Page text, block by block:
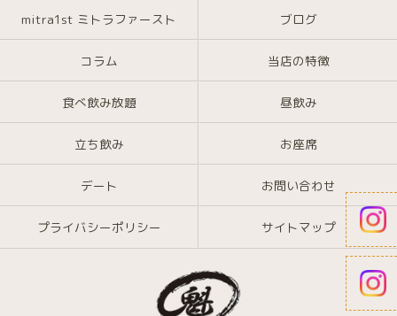
mitra1st ミトラファースト ブログ
コラム 当店の特徴
食べ飲み放題 昼飲み
立ち飲み お座席
デート お問い合わせ
プライバシーポリシー サイトマップ